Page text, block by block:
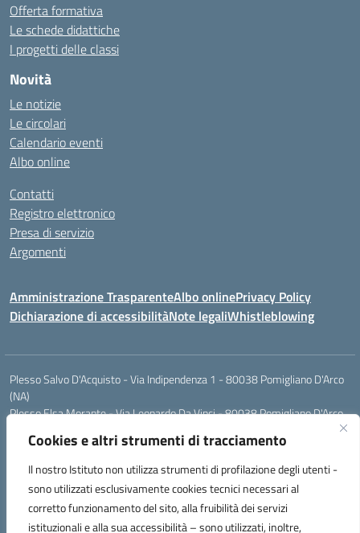
Cookies e altri strumenti di tracciamento
Il nostro Istituto non utilizza strumenti di profilazione degli utenti -
sono utilizzati esclusivamente cookies tecnici necessari al
corretto funzionamento del sito, alla fruibilità dei servizi
istituzionali e alla sua accessibilità – sono utilizzati, inoltre,
Offerta formativa
Le schede didattiche
I progetti delle classi
Novità
Le notizie
Le circolari
Calendario eventi
Albo online
Contatti
Registro elettronico
Presa di servizio
Argomenti
Amministrazione TrasparenteAlbo onlinePrivacy Policy
Dichiarazione di accessibilitàNote legaliWhistleblowing
Plesso Salvo D'Acquisto - Via Indipendenza 1 - 80038 Pomigliano D'Arco
(NA)
Plesso Elsa Morante - Via Leonardo Da Vinci - 80038 Pomigliano D'Arco
Plesso Leone - Via Pascoli - 80038 Pomigliano D'Arco (NA)
Tel.:0813177304 - Mail: naic8g1003@istruzione.it - Pec:
Codice Univoco ufficio: UIECQ7
codice Meccanografico: NAIC8G1003